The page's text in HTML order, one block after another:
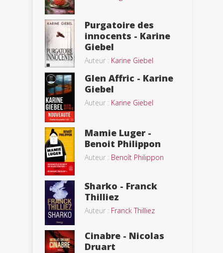
Purgatoire des
innocents - Karine
Giebel
Auteur : Karine Giebel
Glen Affric - Karine
Giebel
Auteur : Karine Giebel
Mamie Luger -
Benoit Philippon
Auteur : Benoît Philippon
Sharko - Franck
Thilliez
Auteur : Franck Thilliez
Cinabre - Nicolas
Druart